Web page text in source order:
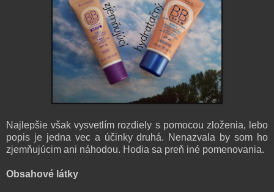
Najlepšie však vysvetlím rozdiely s pomocou zloženia, lebo
popis je jedna vec a účinky druhá. Nenazvala by som ho
zjemňujúcim ani náhodou. Hodia sa preň iné pomenovania.
Obsahové látky